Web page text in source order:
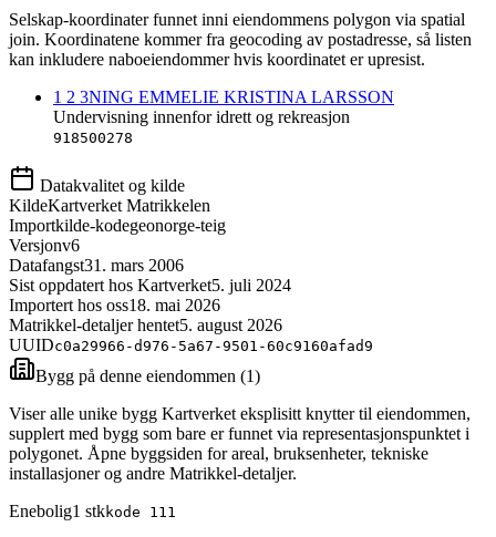
Selskap-koordinater funnet inni eiendommens polygon via spatial
join. Koordinatene kommer fra geocoding av postadresse, så listen
kan inkludere naboeiendommer hvis koordinatet er upresist.
1 2 3NING EMMELIE KRISTINA LARSSON
Undervisning innenfor idrett og rekreasjon
918500278
Datakvalitet og kilde
KildeKartverket Matrikkelen
Importkilde-kodegeonorge-teig
Versjonv6
Datafangst31. mars 2006
Sist oppdatert hos Kartverket5. juli 2024
Importert hos oss18. mai 2026
Matrikkel-detaljer hentet5. august 2026
UUIDc0a29966-d976-5a67-9501-60c9160afad9
Bygg på denne eiendommen (1)
Viser alle unike bygg Kartverket eksplisitt knytter til eiendommen,
supplert med bygg som bare er funnet via representasjonspunktet i
polygonet. Åpne byggsiden for areal, bruksenheter, tekniske
installasjoner og andre Matrikkel-detaljer.
Enebolig1 stkkode 111